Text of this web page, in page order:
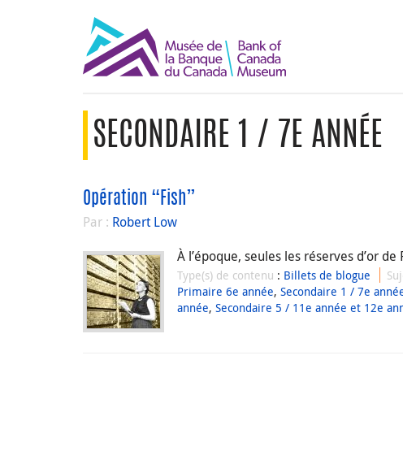
SECONDAIRE 1 / 7E ANNÉE
Opération “Fish”
Par : Robert Low
À l’époque, seules les réserves d’or
Type(s) de contenu : Billets de blogue
Primaire 6e année, Secondaire 1 / 7e
année, Secondaire 5 / 11e année et 12e